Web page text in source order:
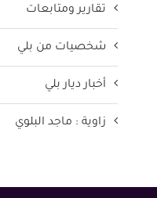
تقارير ومتابعات
شخصيات من بلي
أخبار ديار بلي
زاوية : ماجد البلوي